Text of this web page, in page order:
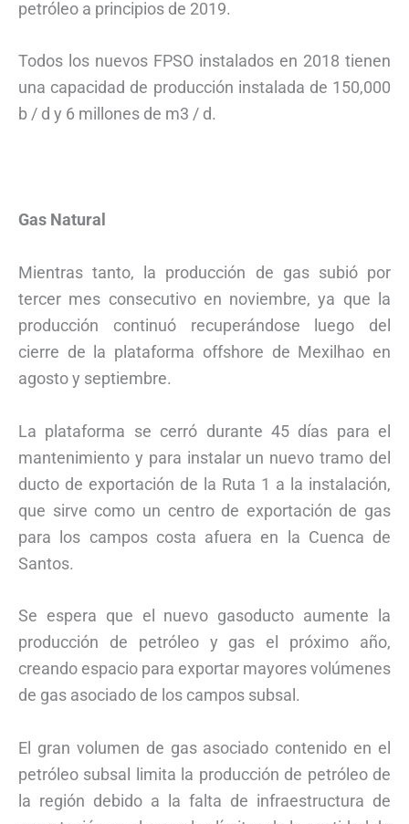
petróleo a principios de 2019.
Todos los nuevos FPSO instalados en 2018 tienen
una capacidad de producción instalada de 150,000
b / d y 6 millones de m3 / d.
Gas Natural
Mientras tanto, la producción de gas subió por
tercer mes consecutivo en noviembre, ya que la
producción continuó recuperándose luego del
cierre de la plataforma offshore de Mexilhao en
agosto y septiembre.
La plataforma se cerró durante 45 días para el
mantenimiento y para instalar un nuevo tramo del
ducto de exportación de la Ruta 1 a la instalación,
que sirve como un centro de exportación de gas
para los campos costa afuera en la Cuenca de
Santos.
Se espera que el nuevo gasoducto aumente la
producción de petróleo y gas el próximo año,
creando espacio para exportar mayores volúmenes
de gas asociado de los campos subsal.
El gran volumen de gas asociado contenido en el
petróleo subsal limita la producción de petróleo de
la región debido a la falta de infraestructura de